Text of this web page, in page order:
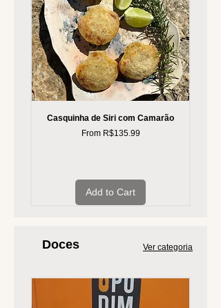
Casquinha de Siri com Camarão
From R$135.99
Sale Price
Add to Cart
Doces Ver categoria